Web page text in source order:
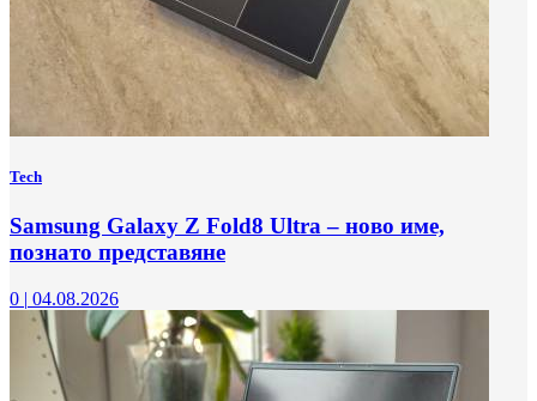
Tech
Samsung Galaxy Z Fold8 Ultra – ново име,
познато представяне
0 | 04.08.2026